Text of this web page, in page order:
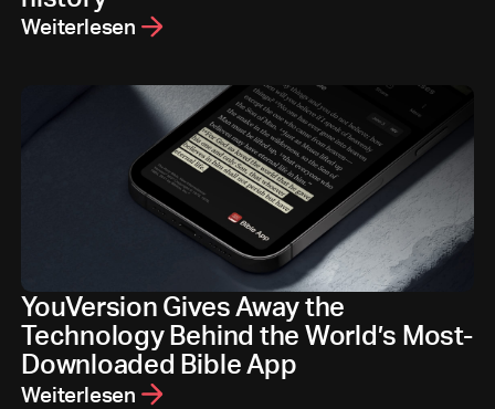
Weiterlesen
YouVersion Gives Away the
Technology Behind the World’s Most-
Downloaded Bible App
Weiterlesen